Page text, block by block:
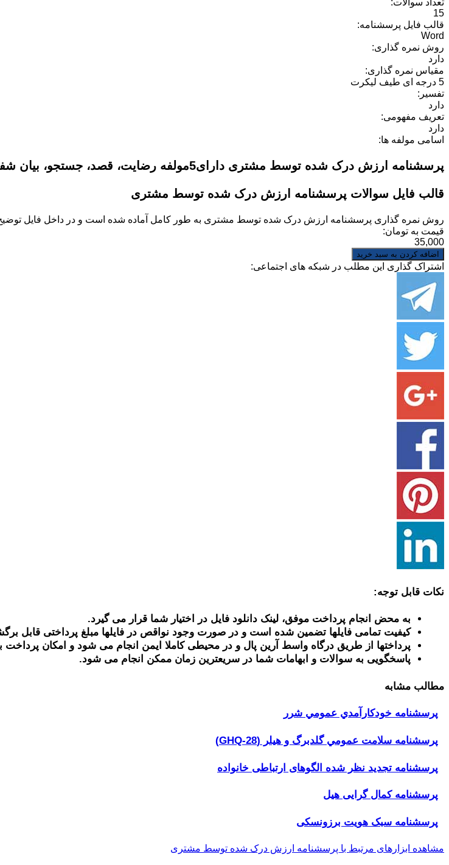
تعداد سوالات:
15
قالب فایل پرسشنامه:
Word
روش نمره گذاری:
دارد
مقیاس نمره گذاری:
5 درجه ای طیف لیکرت
تفسیر:
دارد
تعریف مفهومی:
دارد
اسامی مولفه ها:
پرسشنامه ارزش درک شده توسط مشتری دارای5مولفه رضایت، قصد، جستجو، بیان شفاهی، ارزش درک شده می باشد.
قالب فایل سوالات پرسشنامه ارزش درک شده توسط مشتری
روش نمره گذاری پرسشنامه ارزش درک شده توسط مشتری به طور کامل آماده شده است و در داخل فایل
قیمت به تومان:
35,000
اشتراک گذاری این مطلب در شبکه های اجتماعی:
نکات قابل توجه:
به محض انجام پرداخت موفق، لینک دانلود فایل در اختیار شما قرار می گیرد.
کیفیت تمامی فایلها تضمین شده است و در صورت وجود نواقص در فایلها مبلغ پرداختی
پرداختها از طریق درگاه واسط آرین پال و در محیطی کاملا ایمن انجام می شود و امکان
پاسخگویی به سوالات و ابهامات شما در سریعترین زمان ممکن انجام می شود.
مطالب مشابه
پرسشنامه خودكارآمدي عمومي شرر
پرسشنامه سلامت عمومي گلدبرگ و هیلر (GHQ-28)
پرسشنامه تجدید نظر شده الگوهای ارتباطی خانواده
پرسشنامه کمال گرایی هیل
پرسشنامه سبک هویت برزونسکی
مشاهده ابزارهای مرتبط با پرسشنامه ارزش درک شده توسط مشتری